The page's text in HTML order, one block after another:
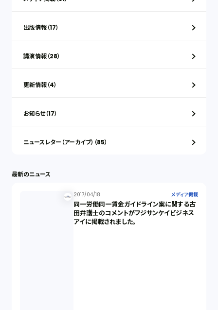
出版情報（17）
講演情報（28）
更新情報（4）
お知らせ（17）
ニュースレター（アーカイブ）（85）
最新のニュース
2017/04/18 メディア掲載
同一労働同一賃金ガイドライン案に関する古
田弁護士のコメントがフジサンケイビジネス
アイに掲載されました。